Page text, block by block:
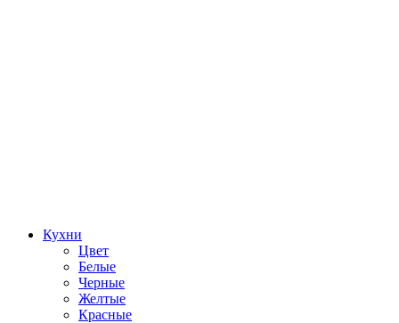
Кухни
Цвет
Белые
Черные
Желтые
Красные